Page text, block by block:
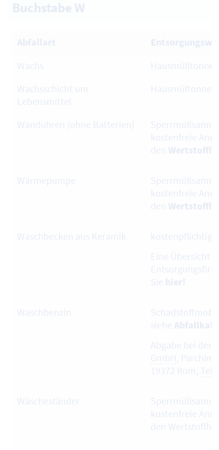
Wachs
Hausmülltonne
Wachsschicht um
Lebensmittel
Hausmültonne
Wanduhren (ohne Batterien)
kostenfreie
den
Wärmepumpe
kostenfreie
den
Waschbecken aus Keramik
kostenpflichtig
Eine Übersicht
Sie hier!
Waschbenzin
siehe
Abgabe bei der
GmbH ,
19372 Rom, Tel.
Wäscheständer
kostenfreie
den